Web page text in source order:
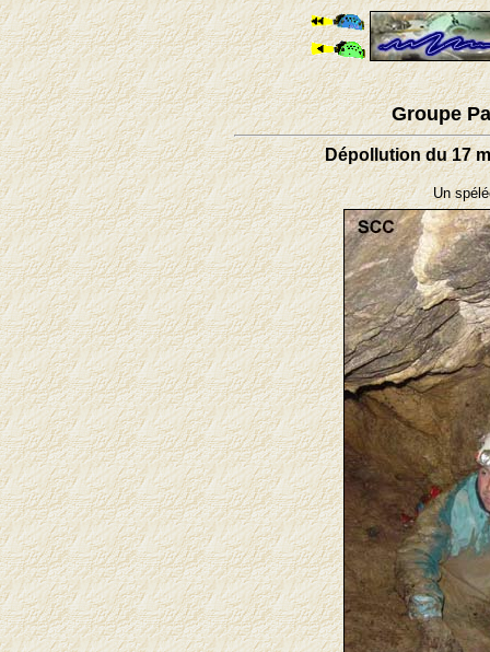
Groupe
Dépollution du 17
Un